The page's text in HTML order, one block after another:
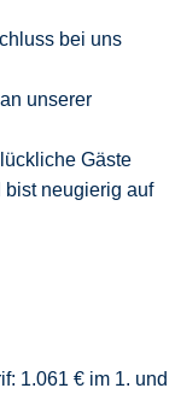
bei uns
unserer
Gäste
bist neugierig auf
1.061 € im 1. und